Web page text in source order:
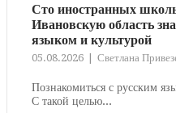
Сто иностранных
Ивановскую область
языком и культурой
05.08.2026 Светлана
Познакомиться с русским
С такой целью...